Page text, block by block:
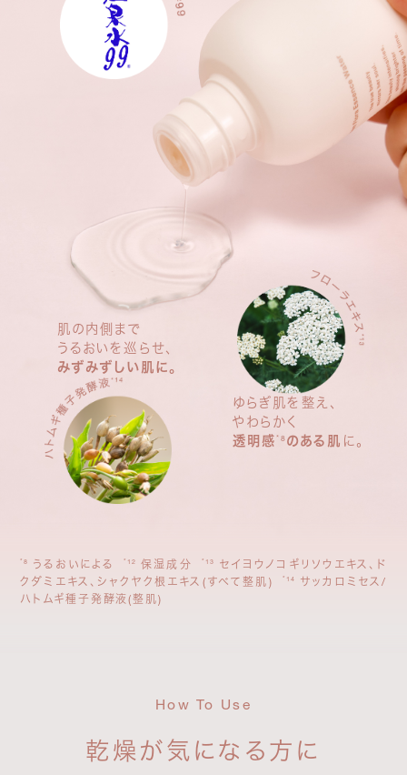
ゆらぎ肌を整え、
やわらかく
透明感*8 のある肌 に。
肌の内側まで
うるおいを巡らせ、
みずみずしい肌に。
*8 うるおいによる *12 保湿成分 *13
セイヨウノコギリソウエキス、ド
クダミエキス、シャクヤク根エキス(すべて整肌)
*14
サッカロミセス/
ハトムギ種子発酵液(整肌)
How To Use
乾燥が気になる方に